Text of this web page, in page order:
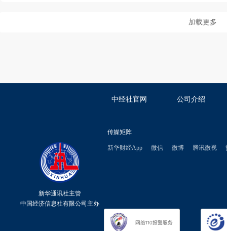
加载更多
中经社官网 公司介绍
新华通讯社主管
中国经济信息社有限公司主办
传媒矩阵
新华财经App 微信 微博 腾讯微视